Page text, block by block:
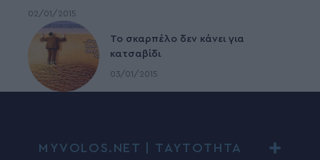
02/01/2015
To σκαρπέλο δεν κάνει για
κατσαβίδι
03/01/2015
MYVOLOS.NET | ΤΑΥΤΟΤΗΤΑ